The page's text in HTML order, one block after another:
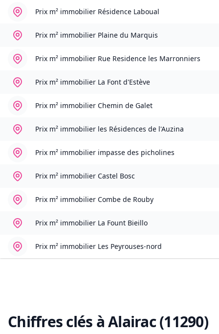
Prix m² immobilier Résidence Laboual
Prix m² immobilier Plaine du Marquis
Prix m² immobilier Rue Residence les Marronniers
Prix m² immobilier La Font d'Estève
Prix m² immobilier Chemin de Galet
Prix m² immobilier les Résidences de l'Auzina
Prix m² immobilier impasse des picholines
Prix m² immobilier Castel Bosc
Prix m² immobilier Combe de Rouby
Prix m² immobilier La Fount Bieillo
Prix m² immobilier Les Peyrouses-nord
Chiffres clés àAlairac (11290)